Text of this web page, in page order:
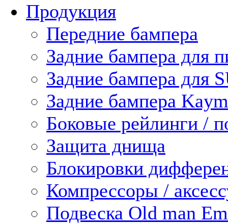
Продукция
Передние бампера
Задние бампера для
Задние бампера для
Задние бампера
Боковые рейлинги /
Защита днища
Блокировки
Компрессоры /
Подвеска Old man